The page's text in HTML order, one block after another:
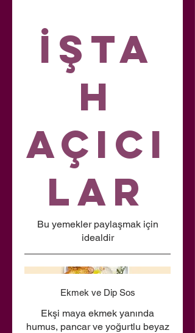
İşta
h
Açıcı
lar
Bu yemekler paylaşmak için
idealdir
Ekmek ve Dip Sos
Ekşi maya ekmek yanında
humus, pancar ve yoğurtlu beyaz